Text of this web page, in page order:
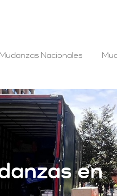
Mudanzas Nacionales
en